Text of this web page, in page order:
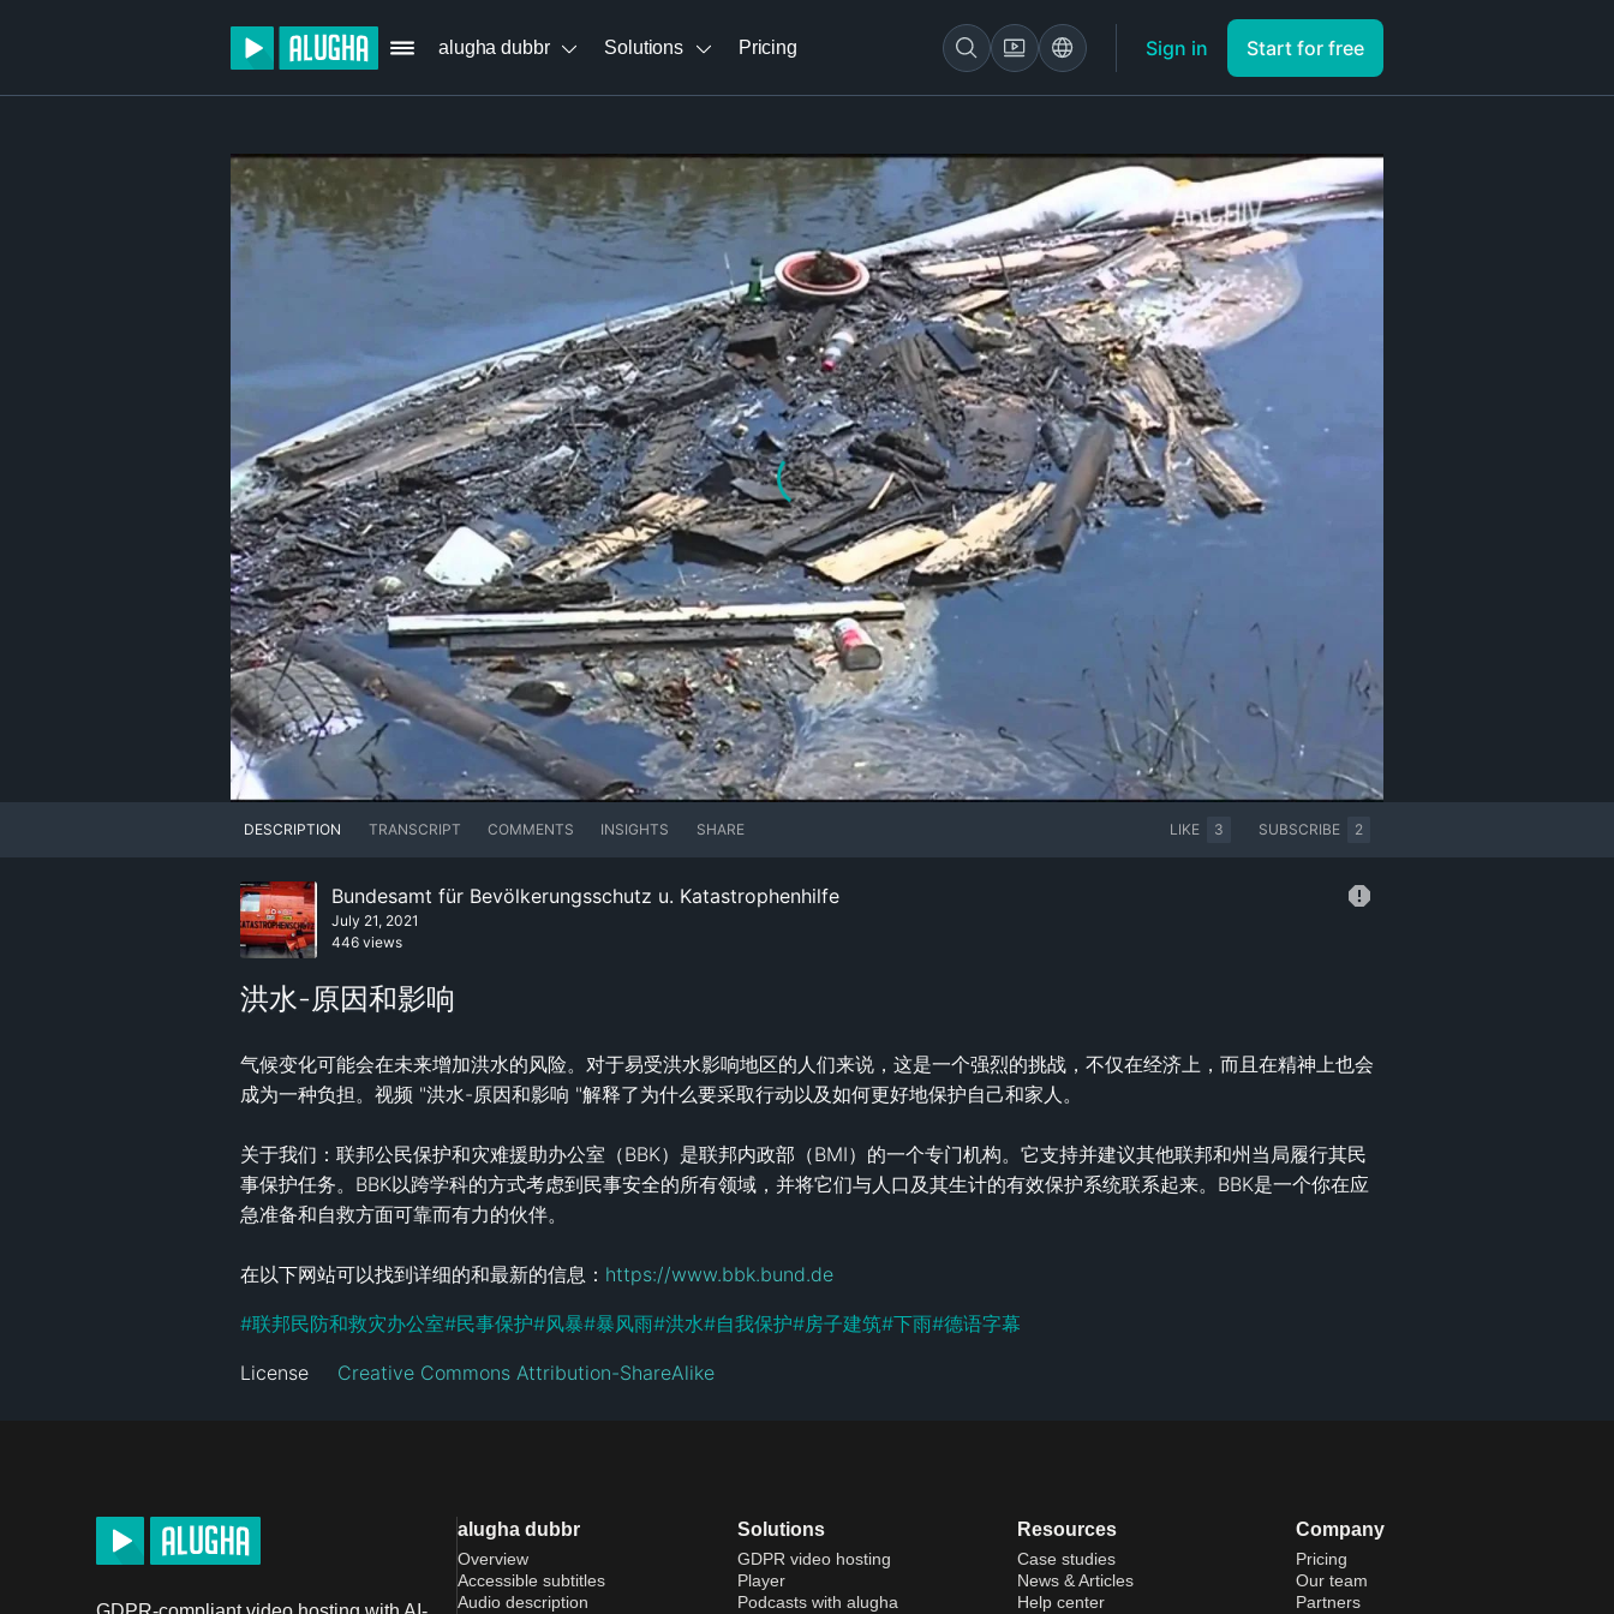
alugha dubbr Solutions Pricing Sign in Start for free
DESCRIPTION TRANSCRIPT COMMENTS INSIGHTS SHARE LIKE 3 SUBSCRIBE 2
Bundesamt für Bevölkerungsschutz u. Katastrophenhilfe
July 21, 2021
446 views
洪水-原因和影响
气候变化可能会在未来增加洪水的风险。对于易受洪水影响地区的人们来说，这是一个强烈的挑战，不仅在经济上，而且在精神上也会
成为一种负担。视频 "洪水-原因和影响 "解释了为什么要采取行动以及如何更好地保护自己和家人。
关于我们：联邦公民保护和灾难援助办公室（BBK）是联邦内政部（BMI）的一个专门机构。它支持并建议其他联邦和州当局履行其民
事保护任务。BBK以跨学科的方式考虑到民事安全的所有领域，并将它们与人口及其生计的有效保护系统联系起来。BBK是一个你在应
急准备和自救方面可靠而有力的伙伴。
在以下网站可以找到详细的和最新的信息： https://www.bbk.bund.de
#联邦民防和救灾办公室#民事保护#风暴#暴风雨#洪水#自我保护#房子建筑#下雨#德语字幕
License Creative Commons Attribution-ShareAlike
alugha dubbr
Overview
Accessible subtitles
Audio description
Solutions
GDPR video hosting
Player
Podcasts with alugha
Resources
Case studies
News & Articles
Help center
Company
Pricing
Our team
Partners